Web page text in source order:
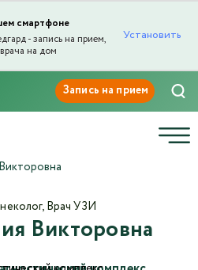
смартфоне
- запись на прием,
на дом
Установить
Викторовна
Врач УЗИ
отзыва
отзыва*